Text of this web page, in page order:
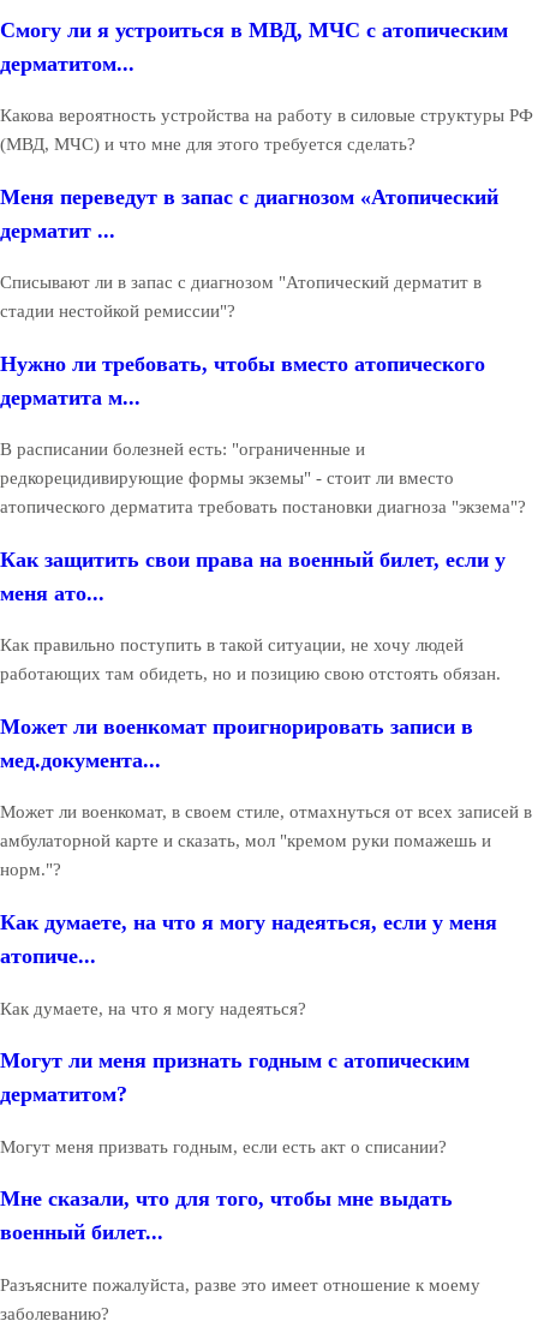
Смогу ли я устроиться в МВД, МЧС с атопическим
дерматитом...
Какова вероятность устройства на работу в силовые структуры РФ
(МВД, МЧС) и что мне для этого требуется сделать?
Меня переведут в запас с диагнозом «Атопический
дерматит ...
Списывают ли в запас с диагнозом "Атопический дерматит в
стадии нестойкой ремиссии"?
Нужно ли требовать, чтобы вместо атопического
дерматита м...
В расписании болезней есть: "ограниченные и
редкорецидивирующие формы экземы" - стоит ли вместо
атопического дерматита требовать постановки диагноза "экзема"?
Как защитить свои права на военный билет, если у
меня ато...
Как правильно поступить в такой ситуации, не хочу людей
работающих там обидеть, но и позицию свою отстоять обязан.
Может ли военкомат проигнорировать записи в
мед.документа...
Может ли военкомат, в своем стиле, отмахнуться от всех записей в
амбулаторной карте и сказать, мол "кремом руки помажешь и
норм."?
Как думаете, на что я могу надеяться, если у меня
атопиче...
Как думаете, на что я могу надеяться?
Могут ли меня признать годным с атопическим
дерматитом?
Могут меня призвать годным, если есть акт о списании?
Мне сказали, что для того, чтобы мне выдать
военный билет...
Разъясните пожалуйста, разве это имеет отношение к моему
заболеванию?